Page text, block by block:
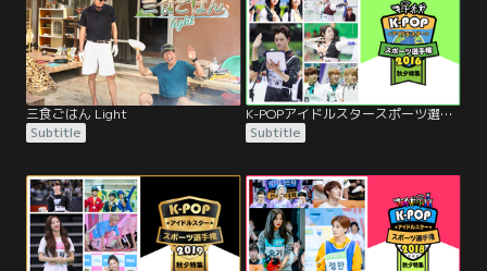
三食ごはん Light
Subtitle
K-POPアイドルスタースポーツ選手権2016 秋夕
Subtitle